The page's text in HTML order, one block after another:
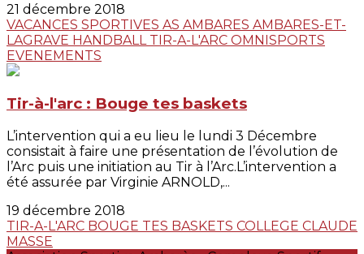
21 décembre 2018
VACANCES SPORTIVES AS AMBARES AMBARES-ET-
LAGRAVE HANDBALL TIR-A-L'ARC OMNISPORTS
EVENEMENTS
Tir-à-l'arc : Bouge tes baskets
L’intervention qui a eu lieu le lundi 3 Décembre
consistait à faire une présentation de l’évolution de
l’Arc puis une initiation au Tir à l’Arc.L’intervention a
été assurée par Virginie ARNOLD,...
19 décembre 2018
TIR-A-L'ARC BOUGE TES BASKETS COLLEGE CLAUDE
MASSE